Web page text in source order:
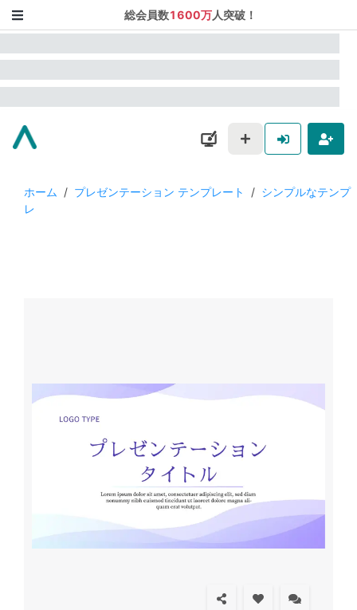
総会員数1600万人突破！
ホーム / プレゼンテーション テンプレート / シンプルなテンプ
レ